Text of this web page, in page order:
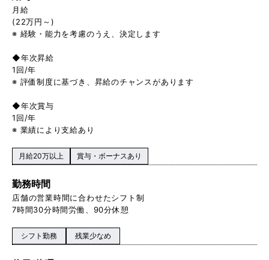
月給
(22万円～)
※ 経験・能力を考慮のうえ、決定します
◆年次昇給
1回/年
※ 評価制度に基づき、昇給のチャンスがあります
◆年次賞与
1回/年
※ 業績により支給あり
月給20万以上 賞与・ボーナスあり
勤務時間
店舗の営業時間に合わせたシフト制
7時間30分時間労働、90分休憩
シフト勤務 残業少なめ